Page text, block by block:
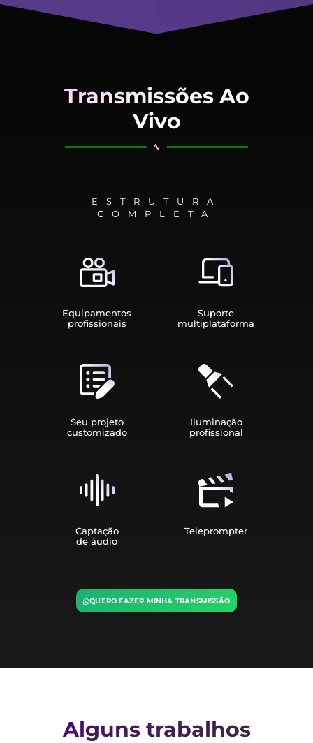
Transmissões Ao
Vivo
ESTRUTURA
COMPLETA
Equipamen­tos
profissionais
Suporte
multiplata­forma
Seu projeto
customizado
Iluminação
profissional
Captação
de áudio
Teleprompter
QUERO FAZER MINHA TRANSMISSÃO
Alguns trabalhos